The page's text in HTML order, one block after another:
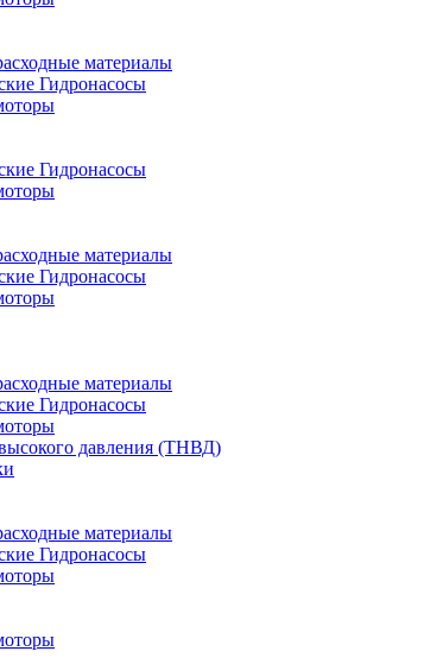
материалы
Гидронасосы
Гидронасосы
материалы
Гидронасосы
материалы
Гидронасосы
давления (ТНВД)
материалы
Гидронасосы